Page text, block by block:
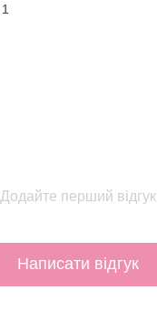
1
Додайте перший відгук
Написати відгук